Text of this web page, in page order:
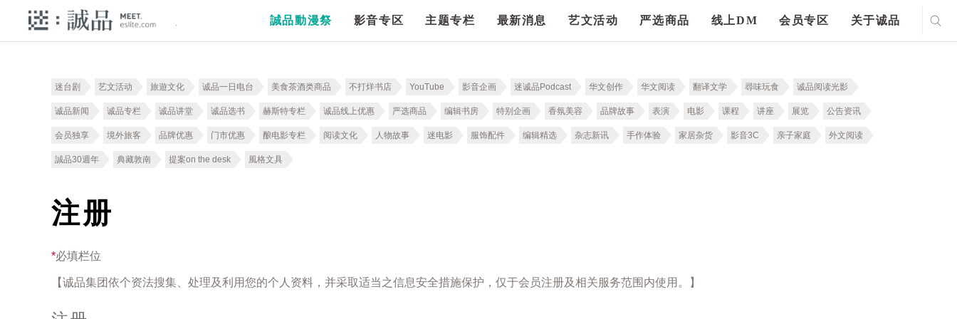
誠品動漫祭 影音专区 主题专栏 最新消息 艺文活动 严选商品 线上DM 会员专区 关于诚品
迷台剧 艺文活动 旅遊文化 诚品一日电台 美食茶酒类商品 不打烊书店 YouTube 影音企画 迷诚品Podcast 华文创作 华文阅读 翻译文学 尋味玩食 诚品阅读光影
诚品新闻 诚品专栏 诚品讲堂 诚品选书 赫斯特专栏 诚品线上优惠 严选商品 编辑书房 特别企画 香氛美容 品牌故事 表演 电影 课程 讲座 展览 公告资讯
会员独享 境外旅客 品牌优惠 门市优惠 酿电影专栏 阅读文化 人物故事 迷电影 服饰配件 编辑精选 杂志新讯 手作体验 家居杂货 影音3C 亲子家庭 外文阅读
誠品30週年 典藏敦南 提案on the desk 風格文具
注册
*必填栏位
【诚品集团依个资法搜集、处理及利用您的个人资料，并采取适当之信息安全措施保护，仅于会员注册及相关服务范围内使用。】